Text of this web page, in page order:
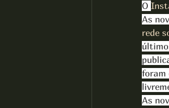
O
As
rede
foram
As